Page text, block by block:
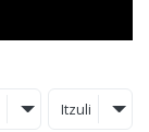
Itzuli